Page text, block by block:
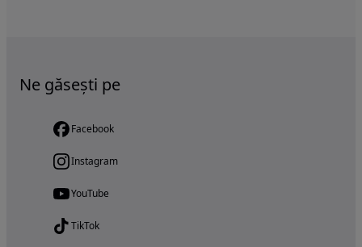
Ne găsești pe
Facebook
Instagram
YouTube
TikTok